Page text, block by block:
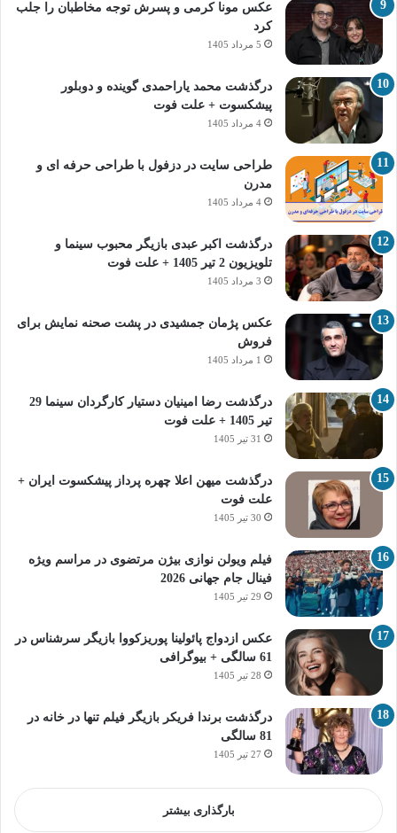
عکس مونا کرمی و پسرش توجه مخاطبان را جلب
کرد
5 مرداد 1405
درگذشت محمد یاراحمدی گوینده و دوبلور
پیشکسوت + علت فوت
4 مرداد 1405
طراحی سایت در دزفول با طراحی حرفه‌ ای و
مدرن
4 مرداد 1405
درگذشت اکبر عبدی بازیگر محبوب سینما و
تلویزیون 2 تیر 1405 + علت فوت
3 مرداد 1405
عکس پژمان جمشیدی در پشت صحنه نمایش برای
فروش
1 مرداد 1405
درگذشت رضا امینیان دستیار کارگردان سینما 29
تیر 1405 + علت فوت
31 تیر 1405
درگذشت میهن اعلا چهره پرداز پیشکسوت ایران +
علت فوت
30 تیر 1405
فیلم ویولن نوازی بیژن مرتضوی در مراسم ویژه
فینال جام جهانی 2026
29 تیر 1405
عکس ازدواج پائولینا پوریزکووا بازیگر سرشناس در
61 سالگی + بیوگرافی
28 تیر 1405
درگذشت برندا فریکر بازیگر فیلم تنها در خانه در
81 سالگی
27 تیر 1405
بارگذاری بیشتر